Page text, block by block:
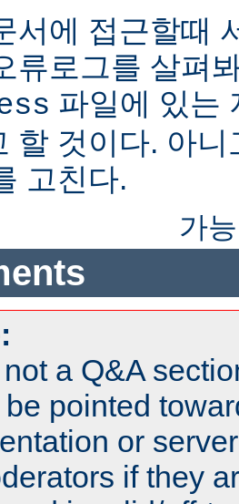
서에 접근할때
류로그를 살펴
파일에 있는
할 것이다. 아
고친다.
가
a Q&A
pointed
or
if they